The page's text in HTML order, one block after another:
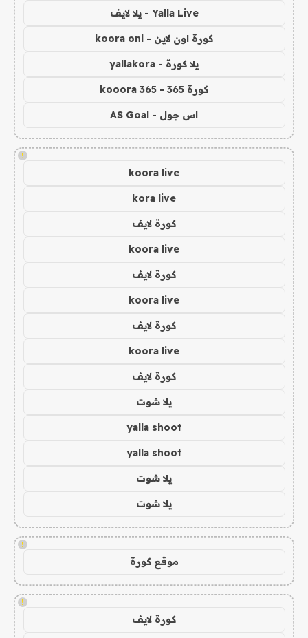
Yalla Live - يلا لايف
كورة اون لاين - koora onl
يلا كورة - yallakora
كورة 365 - kooora 365
اس جول - AS Goal
!
koora live
kora live
كورة لايف
koora live
كورة لايف
koora live
كورة لايف
koora live
كورة لايف
يلا شوت
yalla shoot
yalla shoot
يلا شوت
يلا شوت
!
موقع كورة
!
كورة لايف